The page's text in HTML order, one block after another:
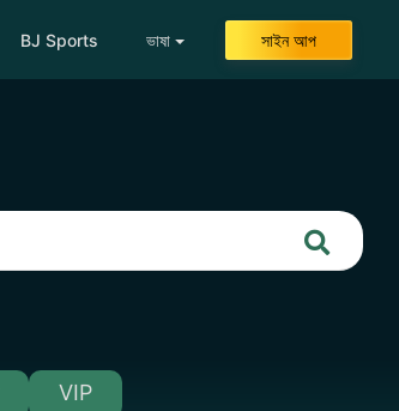
BJ Sports ভাষা সাইন আপ
VIP